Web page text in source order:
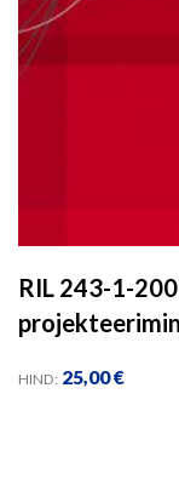
RIL 243-1-
HIND: 25,00€